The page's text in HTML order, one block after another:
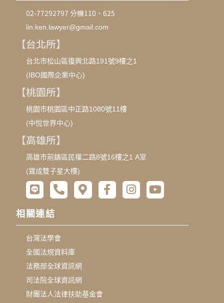
02-77292797 分機110、625
lin.ken.lawyer@gmail.com
【台北所】
台北市松山區復興北路191號9樓之1
(IBO國際企業中心)
【桃園所】
桃園市桃園區中正路1080號11樓
(中悅世界中心)
【高雄所】
高雄市前鎮區民權二路8號16樓之1 A室
(寶成雙子星大樓)
相關連結
台灣法學會
全國法規資料庫
法務部全球資訊網
司法院全球資訊網
財團法人法律扶助基金會